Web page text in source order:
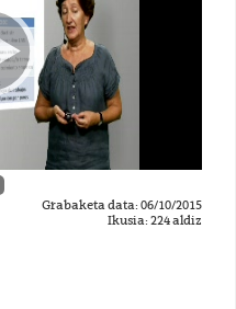
Grabaketa data: 06/10/2015
Ikusia: 224 aldiz